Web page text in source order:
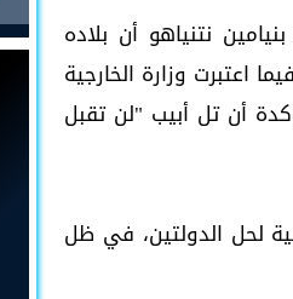
نتنياهو أن بلاده
اعتبرت وزارة الخارجية
أن تل أبيب "لن تقبل
لحل الدولتين، في ظل